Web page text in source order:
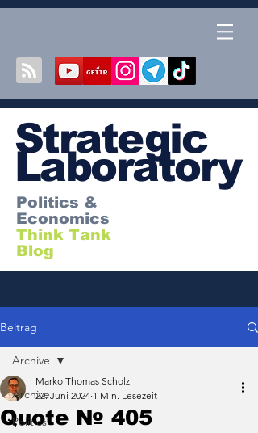
Strategic
Laboratory
Politics &
Economics
Think Tank
Blog
Beitrag
Archive
Politics
Archive
Quote № 405
Marko Thomas Scholz
22. Juni 2024 1 Min. Lesezeit